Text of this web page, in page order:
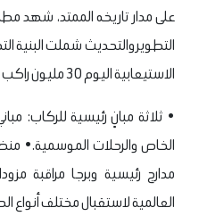
على مدار تاريخه الممتد، شهد
التطوير والتحديث شملت البنية
الاستيعابية اليوم 30 مليون راكب سنوياً. ويضم المطار حالياً:
الخاص والرحلات الموسمية.•
مدارج رئيسية وبرجا مراقبة
العالمية لاستقبال مختلف أنواع